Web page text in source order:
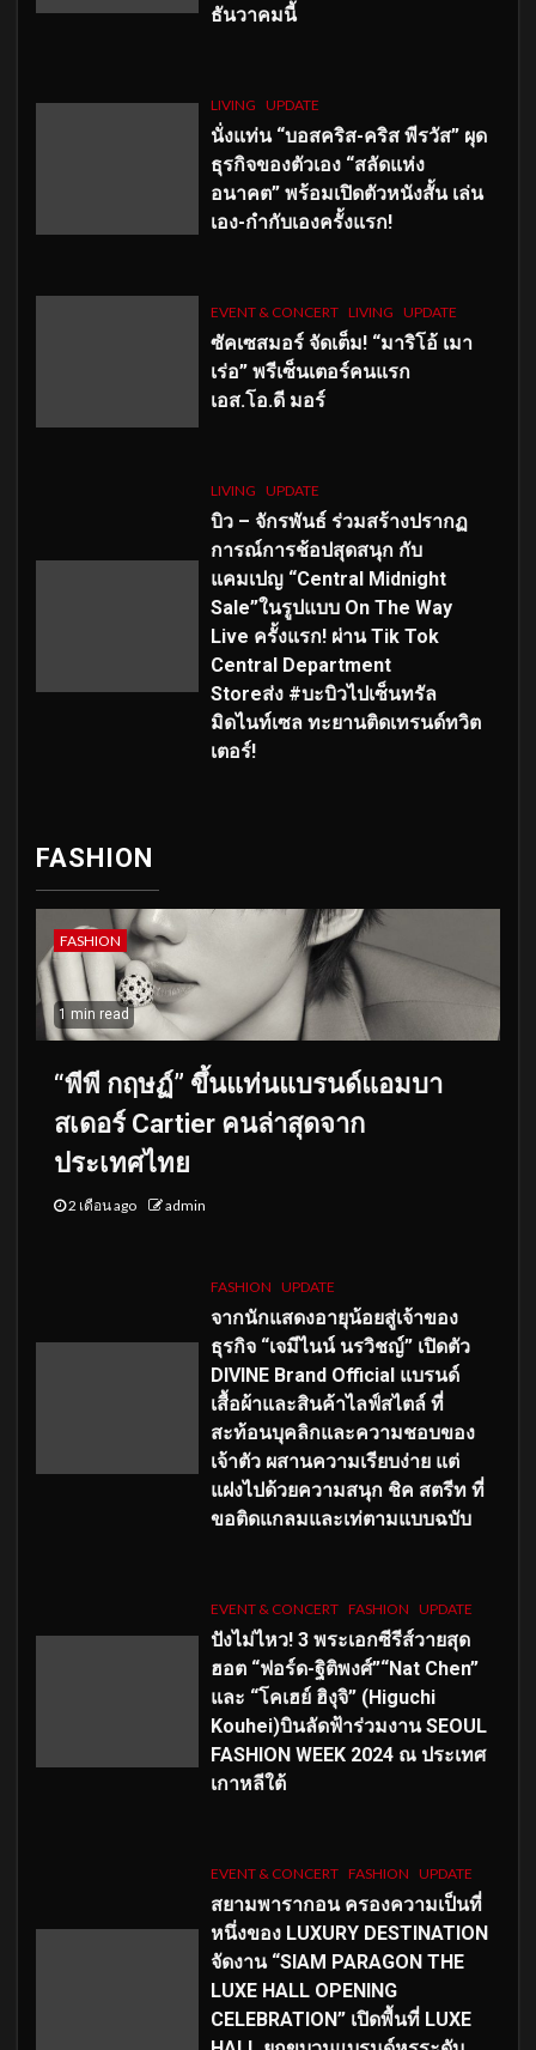
ธันวาคมนี้
LIVING UPDATE
นั่งแท่น “บอสคริส-คริส พีรวัส” ผุด
ธุรกิจของตัวเอง “สลัดแห่ง
อนาคต” พร้อมเปิดตัวหนังสั้น เล่น
เอง-กำกับเองครั้งแรก!
EVENT & CONCERT LIVING UPDATE
ซัคเซสมอร์ จัดเต็ม! “มาริโอ้ เมา
เร่อ” พรีเซ็นเตอร์คนแรก
เอส.โอ.ดี มอร์
LIVING UPDATE
บิว – จักรพันธ์ ร่วมสร้างปรากฏ
การณ์การช้อปสุดสนุก กับ
แคมเปญ “Central Midnight
Sale”ในรูปแบบ On The Way
Live ครั้งแรก! ผ่าน Tik Tok
Central Department
Storeส่ง #บะบิวไปเซ็นทรัล
มิดไนท์เซล ทะยานติดเทรนด์ทวิต
เตอร์!
FASHION
FASHION
1 min read
“พีพี กฤษฏ์” ขึ้นแท่นแบรนด์แอมบา
สเดอร์ Cartier คนล่าสุดจาก
ประเทศไทย
2 เดือน ago admin
FASHION UPDATE
จากนักแสดงอายุน้อยสู่เจ้าของ
ธุรกิจ “เจมีไนน์ นรวิชญ์” เปิดตัว
DIVINE Brand Official แบรนด์
เสื้อผ้าและสินค้าไลฟ์สไตล์ ที่
สะท้อนบุคลิกและความชอบของ
เจ้าตัว ผสานความเรียบง่าย แต่
แฝงไปด้วยความสนุก ชิค สตรีท ที่
ขอติดแกลมและเท่ตามแบบฉบับ
EVENT & CONCERT FASHION UPDATE
ปังไม่ไหว! 3 พระเอกซีรีส์วายสุด
ฮอต “ฟอร์ด-ฐิติพงศ์”“Nat Chen”
และ “โคเฮย์ ฮิงุจิ” (Higuchi
Kouhei)บินลัดฟ้าร่วมงาน SEOUL
FASHION WEEK 2024 ณ ประเทศ
เกาหลีใต้
EVENT & CONCERT FASHION UPDATE
สยามพารากอน ครองความเป็นที่
หนึ่งของ LUXURY DESTINATION
จัดงาน “SIAM PARAGON THE
LUXE HALL OPENING
CELEBRATION” เปิดพื้นที่ LUXE